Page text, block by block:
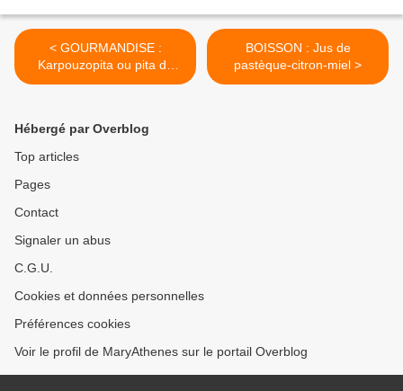
< GOURMANDISE :
Karpouzopita ou pita de
pastèque
BOISSON : Jus de
pastèque-citron-miel >
Hébergé par Overblog
Top articles
Pages
Contact
Signaler un abus
C.G.U.
Cookies et données personnelles
Préférences cookies
Voir le profil de MaryAthenes sur le portail Overblog